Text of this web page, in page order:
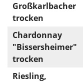
Großkarlbacher
trocken
Chardonnay
"Bissersheimer"
trocken
Riesling,